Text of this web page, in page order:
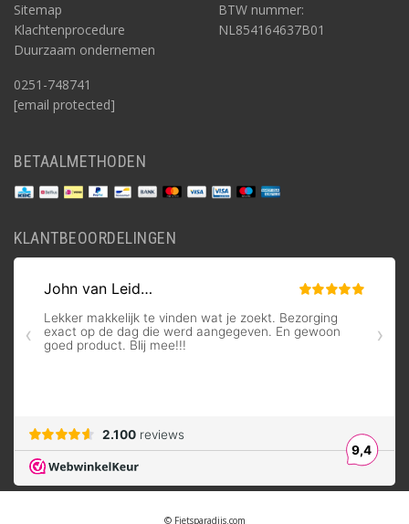
Sitemap
Klachtenprocedure
Duurzaam ondernemen
0251-748741
[email protected]
BTW nummer:
NL854164637B01
BETAALMETHODEN
KLANTBEOORDELINGEN
© Fietsparadijs.com